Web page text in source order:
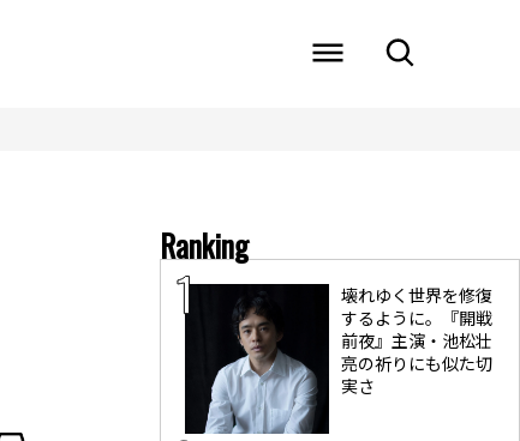
Ranking
壊れゆく世界を修復
するように。『開戦
前夜』主演・池松壮
亮の祈りにも似た切
実さ